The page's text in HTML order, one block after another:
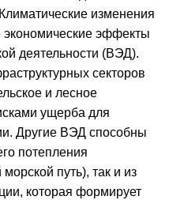
изменения
эффекты
деятельности (ВЭД).
секторов
и лесное
ущерба для
Другие ВЭД способны
потепления
путь), так и из
которая формирует